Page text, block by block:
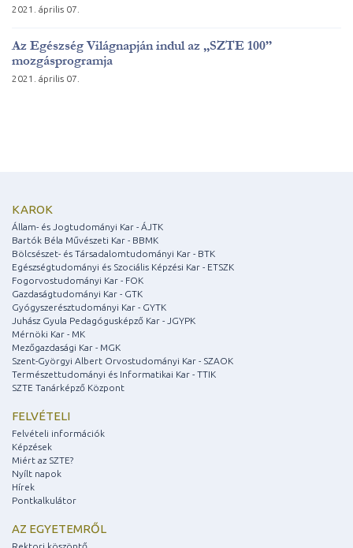
2021. április 07.
Az Egészség Világnapján indul az „SZTE 100”
mozgásprogramja
2021. április 07.
KAROK
Állam- és Jogtudományi Kar - ÁJTK
Bartók Béla Művészeti Kar - BBMK
Bölcsészet- és Társadalomtudományi Kar - BTK
Egészségtudományi és Szociális Képzési Kar - ETSZK
Fogorvostudományi Kar - FOK
Gazdaságtudományi Kar - GTK
Gyógyszerésztudományi Kar - GYTK
Juhász Gyula Pedagógusképző Kar - JGYPK
Mérnöki Kar - MK
Mezőgazdasági Kar - MGK
Szent-Györgyi Albert Orvostudományi Kar - SZAOK
Természettudományi és Informatikai Kar - TTIK
SZTE Tanárképző Központ
FELVÉTELI
Felvételi információk
Képzések
Miért az SZTE?
Nyílt napok
Hírek
Pontkalkulátor
AZ EGYETEMRŐL